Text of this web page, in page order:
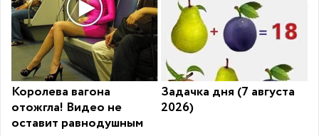
Королева вагона
отожгла! Видео не
оставит равнодушным
Задачка дня (7 августа
2026)